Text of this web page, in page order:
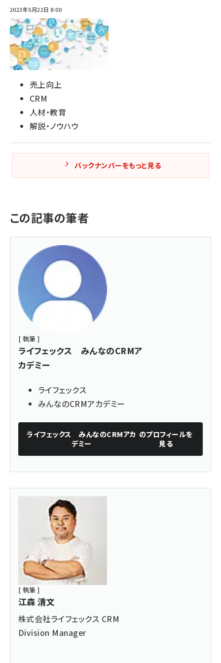
2023年5月22日 8:00
売上向上
CRM
人材・教育
解説・ノウハウ
バックナンバーをもっと見る
この記事の筆者
[ 執筆 ]
ライフェックス みんなのCRMア
カデミー
ライフェックス
みんなのCRMアカデミー
ライフェックス みんなのCRMアカ
デミー
のプロフィールを
見る
[ 執筆 ]
江森 清文
株式会社ライフェックス CRM
Division Manager